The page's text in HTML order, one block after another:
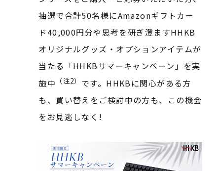
抽選で合計50名様にAmazonギフトカー
ド40,000円分や思考を研ぎ澄ますHHKB
オリジナルグッズ・オプションアイテムが
当たる「HHKBサマーキャンペーン」を実
施中 （注2） です。HHKBに関心がある方
も、買い替えをご検討中の方も、この機会
をお見逃しなく!